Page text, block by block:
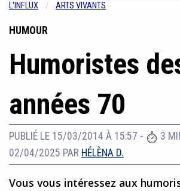
L'INFLUX ARTS VIVANTS
HUMOUR
Humoristes
années 70
PUBLIÉ LE 15/03/2014 À 15:57 - 3
02/04/2025 PAR HÉLÈNA D.
Vous vous intéressez aux